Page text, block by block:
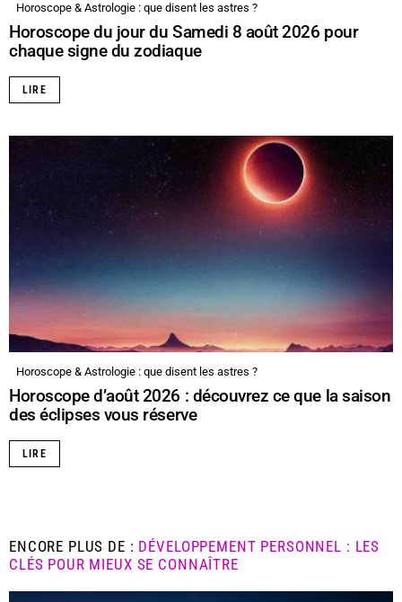
Horoscope & Astrologie : que disent les astres ?
Horoscope du jour du Samedi 8 août 2026 pour
chaque signe du zodiaque
LIRE
Horoscope & Astrologie : que disent les astres ?
Horoscope d’août 2026 : découvrez ce que la saison
des éclipses vous réserve
LIRE
ENCORE PLUS DE : DÉVELOPPEMENT PERSONNEL : LES
CLÉS POUR MIEUX SE CONNAÎTRE